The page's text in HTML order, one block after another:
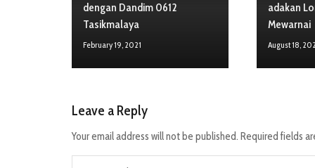
dengan Dandim 0612
Tasikmalaya
February 19, 2021
adakan
Mewarnai
August 18,
Leave a Reply
Your email address will not be published. Required fields